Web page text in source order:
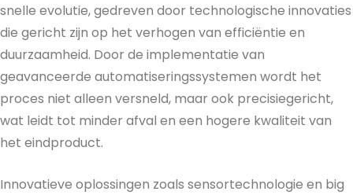
snelle evolutie, gedreven door technologische innovaties
die gericht zijn op het verhogen van efficiëntie en
duurzaamheid. Door de implementatie van
geavanceerde automatiseringssystemen wordt het
proces niet alleen versneld, maar ook precisiegericht,
wat leidt tot minder afval en een hogere kwaliteit van
het eindproduct.
Innovatieve oplossingen zoals sensortechnologie en big